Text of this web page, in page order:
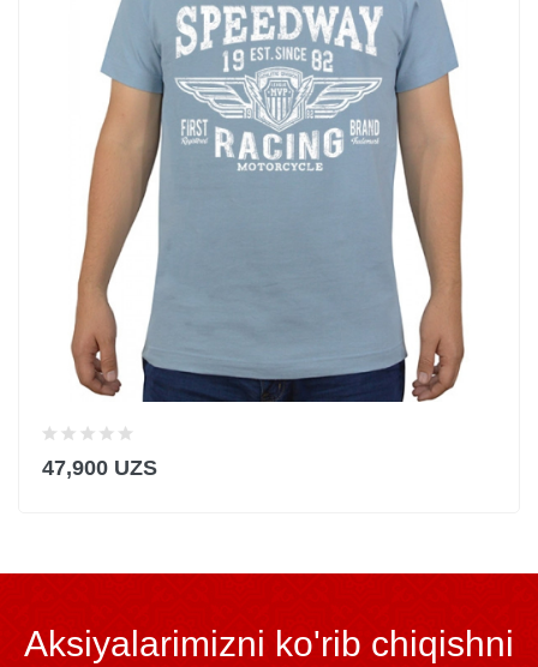
47,900 UZS
Aksiyalarimizni ko'rib chiqishni